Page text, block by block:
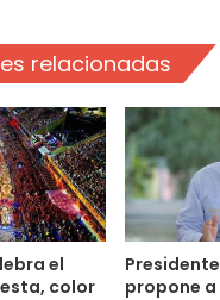
relacionadas
el
color
propone a